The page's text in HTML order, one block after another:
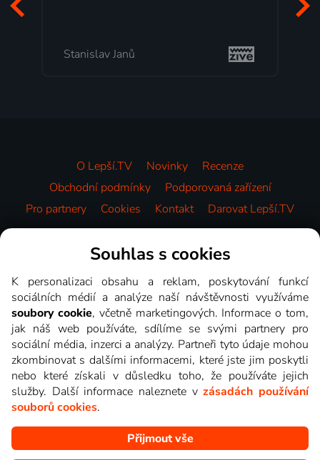
Milada Tomešová
O Lepší.TV Novinky
Recenze
Obchodní podmínky
Podporovaná zařízení
Pro partnery
Cookies Kontakt Darovat Lepší.TV
Videotéka
Copyright © goNET s.r.o. Na tomto webu jsou zobrazovány
obrázky z pořadů TV stanic, které můžete sledovat v Lepší.TV.
Souhlas s cookies
K personalizaci obsahu a reklam, poskytování funkcí
sociálních médií a analýze naší návštěvnosti využíváme
soubory cookie, včetně marketingových. Informace o tom,
jak náš web používáte, sdílíme se svými partnery pro
sociální média, inzerci a analýzy. Partneři tyto údaje mohou
zkombinovat s dalšími informacemi, které jste jim poskytli
nebo které získali v důsledku toho, že používáte jejich
služby. Další informace naleznete vzásadách používání
souborů cookies.
Přijmout vše